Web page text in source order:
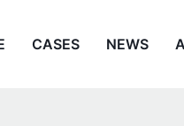
CASES NEWS